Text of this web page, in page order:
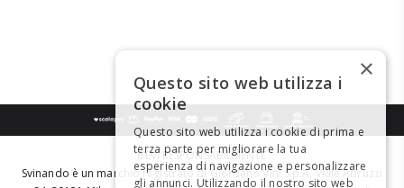
BEVI RESPONSABILMENTE
Svinando è un marchio registrato di Giordano Vini S.p.A. Viale Abruzzi
×
Questo sito web utilizza i
cookie
Questo sito web utilizza i cookie di prima e
terza parte per migliorare la tua
esperienza di navigazione e personalizzare
gli annunci. Utilizzando il nostro sito web